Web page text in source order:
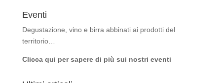
Eventi
Degustazione, vino e birra abbinati ai prodotti del
territorio…
Clicca qui per sapere di più sui nostri eventi